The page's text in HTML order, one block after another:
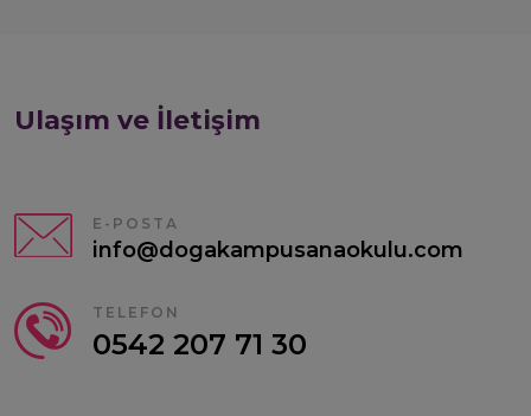
Ulaşım ve İletişim
E-POSTA
info@dogakampusanaokulu.com
TELEFON
0542 207 71 30